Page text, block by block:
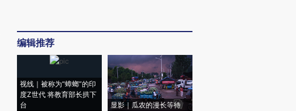
编辑推荐
视线｜被称为“蟑螂”的印
度Z世代 将教育部长拱下
台
显影｜瓜农的漫长等待